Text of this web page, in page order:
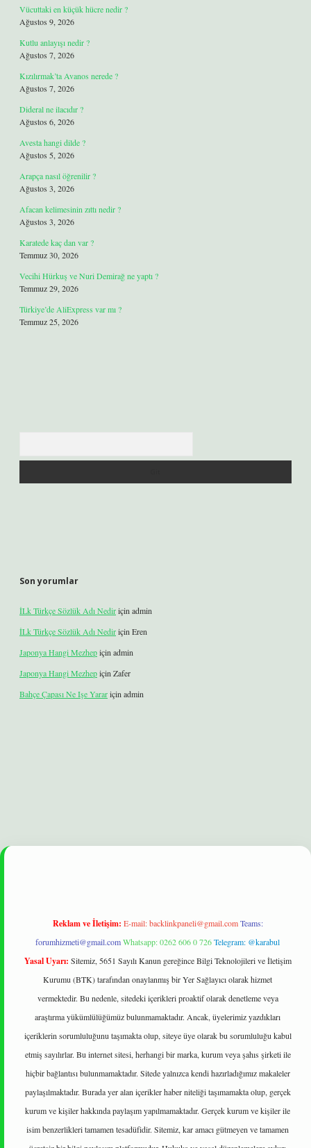
Vücuttaki en küçük hücre nedir ?
Ağustos 9, 2026
Kutlu anlayışı nedir ?
Ağustos 7, 2026
Kızılırmak’ta Avanos nerede ?
Ağustos 7, 2026
Dideral ne ilacıdır ?
Ağustos 6, 2026
Avesta hangi dilde ?
Ağustos 5, 2026
Arapça nasıl öğrenilir ?
Ağustos 3, 2026
Afacan kelimesinin zıttı nedir ?
Ağustos 3, 2026
Karatede kaç dan var ?
Temmuz 30, 2026
Vecihi Hürkuş ve Nuri Demirağ ne yaptı ?
Temmuz 29, 2026
Türkiye’de AliExpress var mı ?
Temmuz 25, 2026
Son yorumlar
İLk Türkçe Sözlük Adı Nediriçin admin
İLk Türkçe Sözlük Adı Nediriçin Eren
Japonya Hangi Mezhepiçin admin
Japonya Hangi Mezhepiçin Zafer
Bahçe Çapası Ne Işe Yarariçin admin
Reklam ve İletişim: E-mail:backlinkpaneli@gmail.com Teams:
forumhizmeti@gmail.comWhatsapp: 0262 606 0 726Telegram: @karabul
Yasal Uyarı: Sitemiz, 5651 Sayılı Kanun gereğince Bilgi Teknolojileri ve İletişim
Kurumu (BTK) tarafından onaylanmış bir Yer Sağlayıcı olarak hizmet
vermektedir. Bu nedenle, sitedeki içerikleri proaktif olarak denetleme veya
araştırma yükümlülüğümüz bulunmamaktadır. Ancak, üyelerimiz yazdıkları
içeriklerin sorumluluğunu taşımakta olup, siteye üye olarak bu sorumluluğu kabul
etmiş sayılırlar. Bu internet sitesi, herhangi bir marka, kurum veya şahıs şirketi ile
hiçbir bağlantısı bulunmamaktadır. Sitede yalnızca kendi hazırladığımız makaleler
paylaşılmaktadır. Burada yer alan içerikler haber niteliği taşımamakta olup, gerçek
kurum ve kişiler hakkında paylaşım yapılmamaktadır. Gerçek kurum ve kişiler ile
isim benzerlikleri tamamen tesadüfidir. Sitemiz, kar amacı gütmeyen ve tamamen